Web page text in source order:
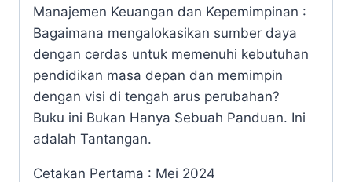
Manajemen Keuangan dan Kepemimpinan :
Bagaimana mengalokasikan sumber daya
dengan cerdas untuk memenuhi kebutuhan
pendidikan masa depan dan memimpin
dengan visi di tengah arus perubahan?
Buku ini Bukan Hanya Sebuah Panduan. Ini
adalah Tantangan.
Cetakan Pertama : Mei 2024